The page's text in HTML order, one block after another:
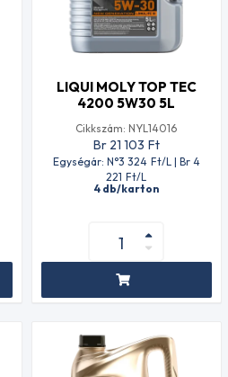
LIQUI MOLY TOP TEC
4200 5W30 5L
Cikkszám: NYL14016
Br 21 103 Ft
Egységár: N°3 324 Ft/L | Br 4
221 Ft/L
4 db/karton